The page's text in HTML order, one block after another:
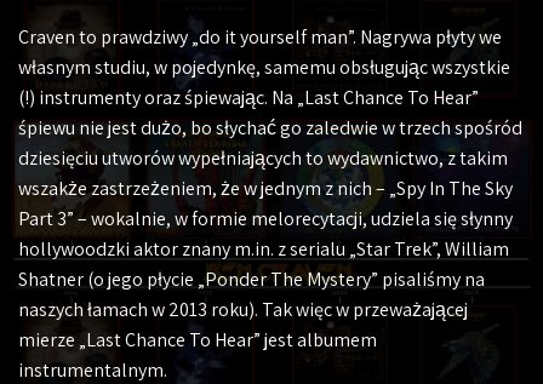
Craven to prawdziwy „do it yourself man”. Nagrywa płyty we
własnym studiu, w pojedynkę, samemu obsługując wszystkie
(!) instrumenty oraz śpiewając. Na „Last Chance To Hear”
śpiewu nie jest dużo, bo słychać go zaledwie w trzech spośród
dziesięciu utworów wypełniających to wydawnictwo, z takim
wszakże zastrzeżeniem, że w jednym z nich – „Spy In The Sky
Part 3” – wokalnie, w formie melorecytacji, udziela się słynny
hollywoodzki aktor znany m.in. z serialu „Star Trek”, William
Shatner (o jego płycie „Ponder The Mystery” pisaliśmy na
naszych łamach w 2013 roku). Tak więc w przeważającej
mierze „Last Chance To Hear” jest albumem
instrumentalnym.